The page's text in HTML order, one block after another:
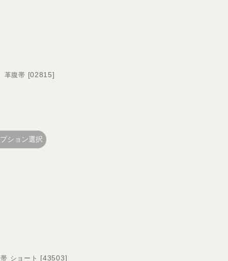
革腹帯 [02815]
ション選択
ショート [43503]